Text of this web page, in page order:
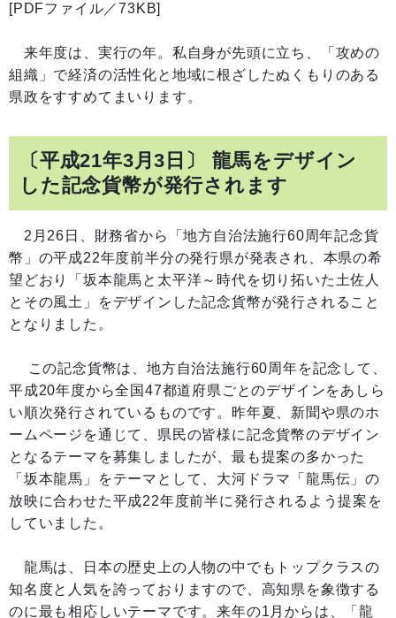
[PDFファイル／73KB]
来年度は、実行の年。私自身が先頭に立ち、「攻めの
組織」で経済の活性化と地域に根ざしたぬくもりのある
県政をすすめてまいります。
〔平成21年3月3日〕 龍馬をデザイン
した記念貨幣が発行されます
2月26日、財務省から「地方自治法施行60周年記念貨
幣」の平成22年度前半分の発行県が発表され、本県の希
望どおり「坂本龍馬と太平洋～時代を切り拓いた土佐人
とその風土」をデザインした記念貨幣が発行されること
となりました。
この記念貨幣は、地方自治法施行60周年を記念して、
平成20年度から全国47都道府県ごとのデザインをあしら
い順次発行されているものです。昨年夏、新聞や県のホ
ームページを通じて、県民の皆様に記念貨幣のデザイン
となるテーマを募集しましたが、最も提案の多かった
「坂本龍馬」をテーマとして、大河ドラマ「龍馬伝」の
放映に合わせた平成22年度前半に発行されるよう提案を
していました。
龍馬は、日本の歴史上の人物の中でもトップクラスの
知名度と人気を誇っておりますので、高知県を象徴する
のに最も相応しいテーマです。来年の1月からは、「龍